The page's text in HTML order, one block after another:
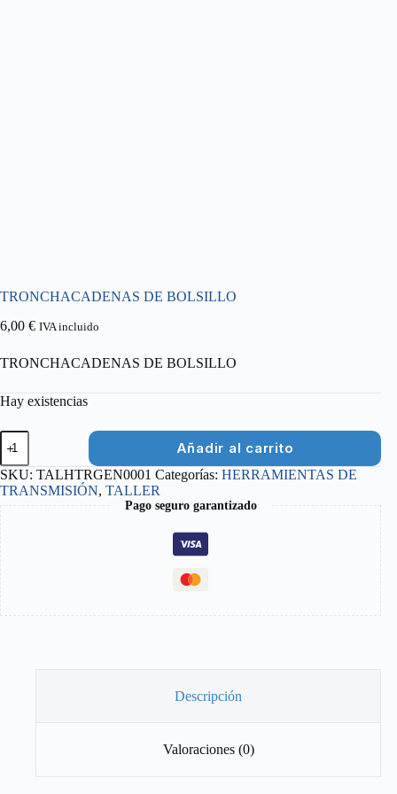
TRONCHACADENAS DE BOLSILLO
6,00 € IVA incluido
TRONCHACADENAS DE BOLSILLO
Hay existencias
TRONCHACADENAS
DE
BOLSILLO
cantidad
Añadir al carrito
SKU: TALHTRGEN0001 Categorías: HERRAMIENTAS DE
TRANSMISIÓN, TALLER
Pago seguro garantizado
Descripción
Valoraciones (0)